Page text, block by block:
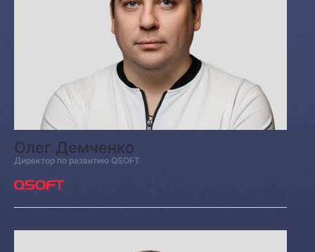
Олег Демченко
Директор по развитию QSOFT